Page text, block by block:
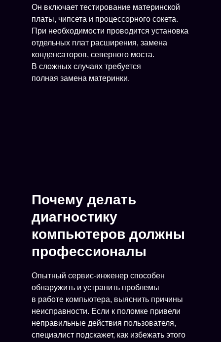
Он включает тестирование материнской
платы, чипсета и процессорного сокета.
При необходимости проводится установка
отдельных плат расширения, замена
конденсаторов, северного моста.
В сложных случаях требуется
полная замена материнки.
Почему делать
диагностику
компьютеров должны
профессионалы
Опытный сервис-инженер способен
обнаружить и устранить проблемы
в работе компьютера, выяснить причины
неисправности. Если к поломке привели
неправильные действия пользователя,
специалист подскажет, как избежать этого